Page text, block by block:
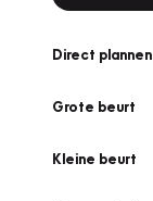
Direct plannen
Grote beurt
Kleine beurt